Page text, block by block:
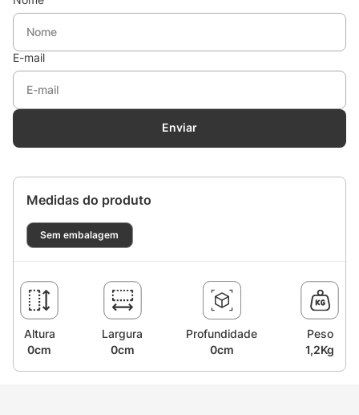
E-mail
Enviar
Medidas do produto
Sem embalagem
Altura
0cm
Largura
0cm
Profundidade
0cm
Peso
1,2Kg